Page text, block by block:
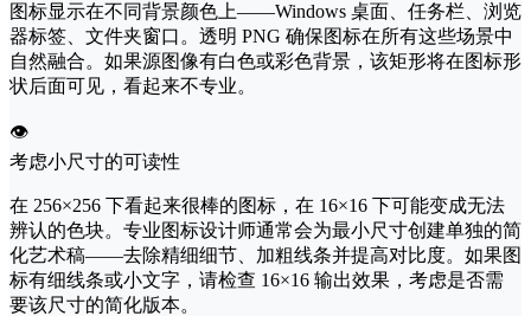
图标显示在不同背景颜色上——Windows 桌面、任务栏、浏览
器标签、文件夹窗口。透明 PNG 确保图标在所有这些场景中
自然融合。如果源图像有白色或彩色背景，该矩形将在图标形
状后面可见，看起来不专业。
👁️
考虑小尺寸的可读性
在 256×256 下看起来很棒的图标，在 16×16 下可能变成无法
辨认的色块。专业图标设计师通常会为最小尺寸创建单独的简
化艺术稿——去除精细细节、加粗线条并提高对比度。如果图
标有细线条或小文字，请检查 16×16 输出效果，考虑是否需
要该尺寸的简化版本。